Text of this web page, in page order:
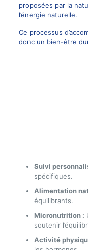
proposées par la
l’énergie naturelle.
Ce processus
donc un bien-être
Suivi
spécifiques.
Alimentation
équilibrants.
Micronutrition :
soutenir
Activité